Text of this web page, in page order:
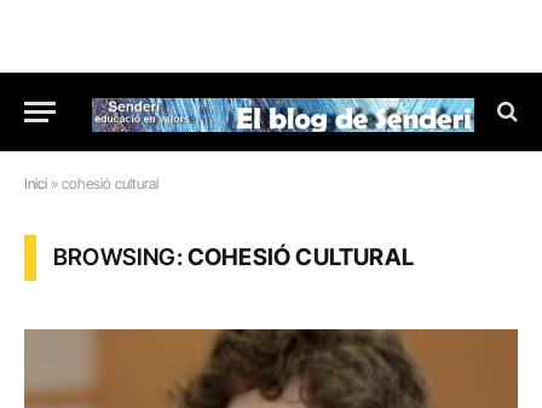
Inici » cohesió cultural
BROWSING:COHESIÓ CULTURAL